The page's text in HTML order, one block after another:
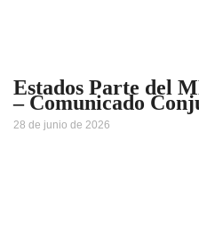
Estados Parte del
– Comunicado
28 de junio de 2026